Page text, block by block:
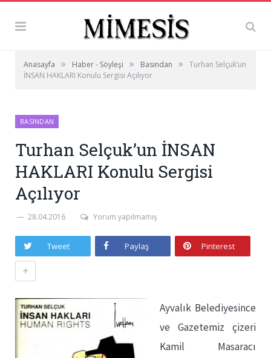
Anasayfa » Haber - Söyleşi » Basından »
Turhan Selçuk’un
İNSAN HAKLARI Konulu Sergisi Açılıyor
BASINDAN
Turhan Selçuk’un İNSAN
HAKLARI Konulu Sergisi
Açılıyor
28.04.2016 Yorum yapılmamış
Tweet Paylaş Pinterest
+
Ayvalık Belediyesince
ve Gazetemiz çizeri
Kamil Masaracı